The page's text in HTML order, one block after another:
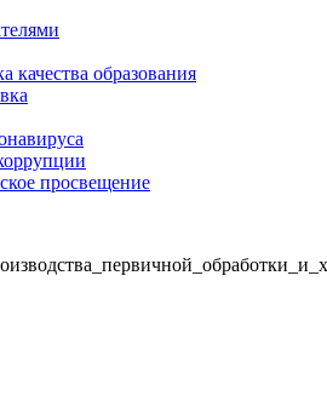
качества образования
просвещение